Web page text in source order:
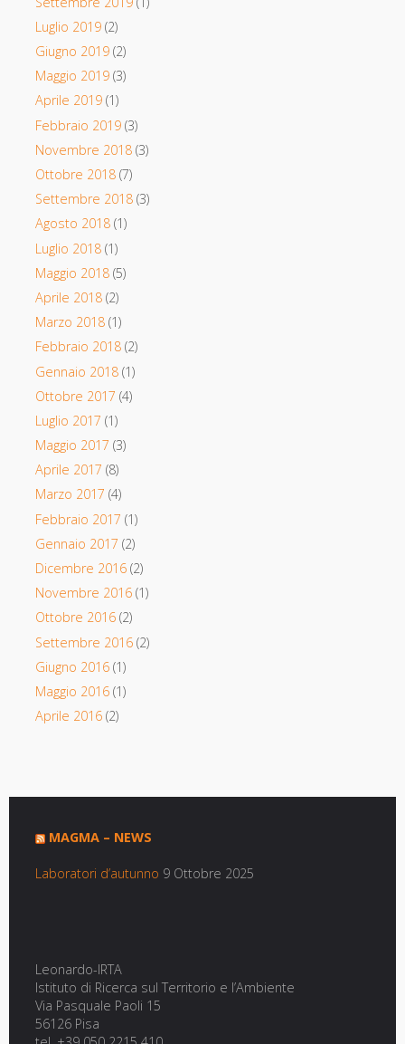
Luglio 2019(2)
Giugno 2019(2)
Maggio 2019(3)
Aprile 2019(1)
Febbraio 2019(3)
Novembre 2018(3)
Ottobre 2018(7)
Settembre 2018(3)
Agosto 2018(1)
Luglio 2018(1)
Maggio 2018(5)
Aprile 2018(2)
Marzo 2018(1)
Febbraio 2018(2)
Gennaio 2018(1)
Ottobre 2017 (4)
Luglio 2017 (1)
Maggio 2017 (3)
Aprile 2017 (8)
Marzo 2017 (4)
Febbraio 2017 (1)
Gennaio 2017 (2)
Dicembre 2016(2)
Novembre 2016(1)
Ottobre 2016(2)
Settembre 2016(2)
Giugno 2016(1)
Maggio 2016(1)
Aprile 2016(2)
MAGMA – NEWS
Laboratori d’autunno 9 Ottobre 2025
Leonardo-IRTA
Istituto di Ricerca sul Territorio e l’Ambiente
Via Pasquale Paoli 15
56126 Pisa